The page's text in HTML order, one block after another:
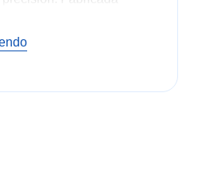
de fuerza y control,
hasta